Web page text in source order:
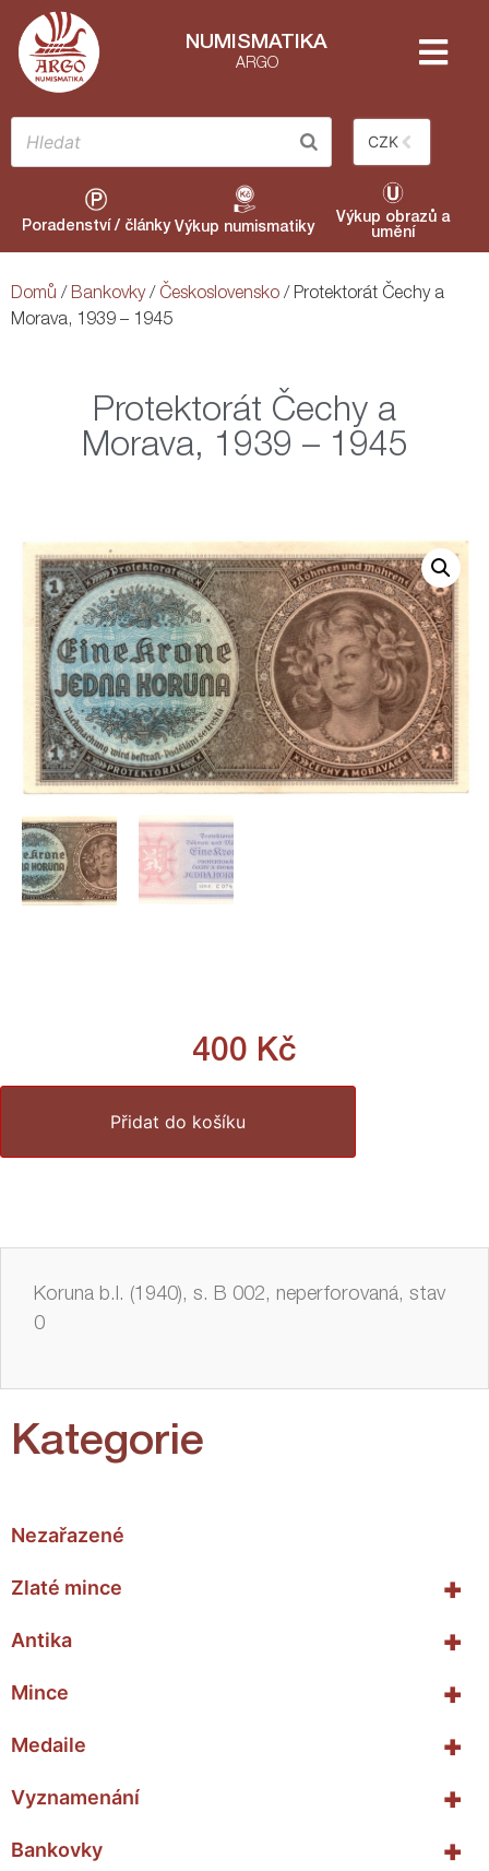
NUMISMATIKA
ARGO
CZK
Poradenství / články Výkup numismatiky
Výkup obrazů a
umění
Domů / Bankovky/ Československo / Protektorát Čechy a
Morava, 1939 – 1945
Kategorie
Nezařazené
+
Zlaté mince
+
Antika
+
Mince
+
Medaile
+
Vyznamenání
+
Bankovky
Protektorát Čechy a
Morava, 1939 – 1945
400 Kč
Přidat do košíku
Koruna b.l. (1940), s. B 002, neperforovaná, stav
0